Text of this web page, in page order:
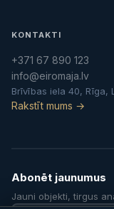
KONTAKTI
+371 67 890 123
info@eiromaja.lv
Brīvības iela 40, Rīga,
Rakstīt mums →
Abonēt jaunumus
Jauni objekti, tirgus